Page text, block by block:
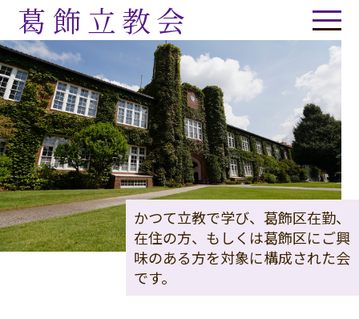
葛飾立教会
かつて立教で学び、葛飾区在勤、
在住の方、もしくは葛飾区にご興
味のある方を対象に構成された会
です。